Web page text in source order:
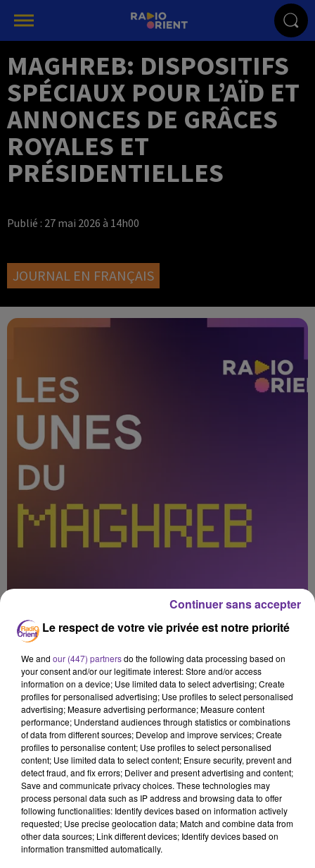
MAGHREB: DISPOSITIFS
SPÉCIAUX POUR L’AÏD ET
ANNONCES DE GRÂCES
ROYALES ET
PRÉSIDENTIELLES
Publié : 27 mai 2026 à 14h00
JOURNAL EN FRANÇAIS
Algérie Maroc
Tunisie
Les Unes du Maghreb
27 mai 2026 - 4 min 5 sec
MAGHREB: DISPOSITIFS SPÉCIAUX POUR L’AÏD
ET ANNONCES DE GRÂCES ROYALES ET
PRÉSIDENTIELLES
Radio Orient
Revue de presse des médias du Maghreb
Le respect de votre vie privée est notre priorité
We and our (447) partnersdo the following data processing based on
your consent and/or our legitimate interest: Store and/or access
information on a device; Use limited data to select advertising; Create
profiles for personalised advertising; Use profiles to select personalised
advertising; Measure advertising performance; Measure content
performance; Understand audiences through statistics or combinations
of data from different sources; Develop and improve services; Create
profiles to personalise content; Use profiles to select personalised
content; Use limited data to select content; Ensure security, prevent and
detect fraud, and fix errors; Deliver and present advertising and content;
Save and communicate privacy choices. These technologies may
process personal data such as IP address and browsing data to offer
following functionalities: Identify devices based on information actively
requested; Use precise geolocation data; Match and combine data from
other data sources; Link different devices; Identify devices based on
information transmitted automatically.
Continuer sans accepter